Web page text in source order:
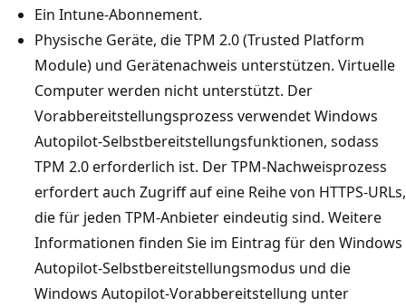
Ein Intune-Abonnement.
Physische Geräte, die TPM 2.0 (Trusted Platform
Module) und Gerätenachweis unterstützen. Virtuelle
Computer werden nicht unterstützt. Der
Vorabbereitstellungsprozess verwendet Windows
Autopilot-Selbstbereitstellungsfunktionen, sodass
TPM 2.0 erforderlich ist. Der TPM-Nachweisprozess
erfordert auch Zugriff auf eine Reihe von HTTPS-URLs,
die für jeden TPM-Anbieter eindeutig sind. Weitere
Informationen finden Sie im Eintrag für den Windows
Autopilot-Selbstbereitstellungsmodus und die
Windows Autopilot-Vorabbereitstellung unter